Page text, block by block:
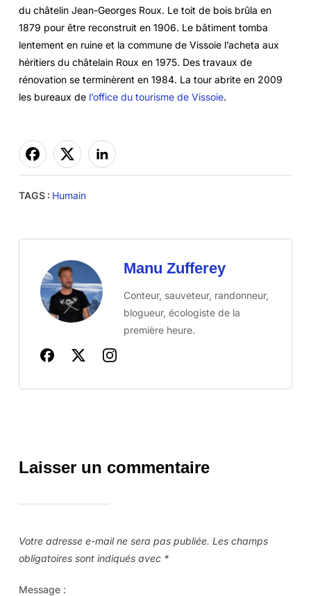
du châtelin Jean-Georges Roux. Le toit de bois brûla en
1879 pour être reconstruit en 1906. Le bâtiment tomba
lentement en ruine et la commune de Vissoie l’acheta aux
héritiers du châtelain Roux en 1975. Des travaux de
rénovation se terminèrent en 1984. La tour abrite en 2009
les bureaux de l’office du tourisme de Vissoie.
TAGS : Humain
Manu Zufferey
Conteur, sauveteur, randonneur,
blogueur, écologiste de la
première heure.
Laisser un commentaire
Votre adresse e-mail ne sera pas publiée. Les champs
obligatoires sont indiqués avec *
Message :